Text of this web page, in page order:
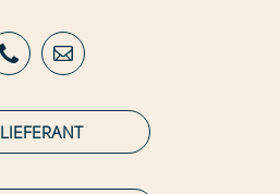
LIEFERANT